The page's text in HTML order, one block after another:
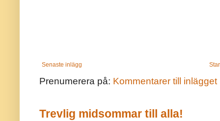
Senaste inlägg
Prenumerera på: Kommentarer till inlägget
Trevlig midsommar till alla!